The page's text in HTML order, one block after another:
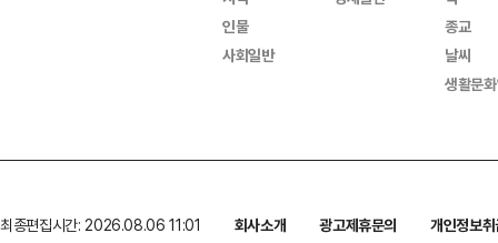
인물
사회일반
종교
날씨
생활문
최종편집시간: 2026.08.06 11:01 회사소개 광고제휴문의
개인정보